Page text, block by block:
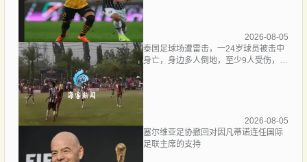
2026-08-05
泰国足球场遭雷击，一24岁球员被击中
身亡，身边多人倒地，至少9人受伤，警
2026-08-05
塞尔维亚足协撤回对因凡蒂诺连任国际
足联主席的支持